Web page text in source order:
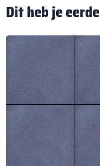
Dit heb je